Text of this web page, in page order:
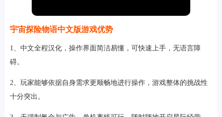
宇宙探险物语中文版游戏优势
1、中文全程汉化，操作界面简洁易懂，可快速上手，无语言障
碍。
2、玩家能够依据自身需求更顺畅地进行操作，游戏整体的挑战性
十分突出。